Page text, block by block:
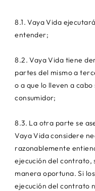
8.1. Vaya Vida
entender;
8.2. Vaya Vida tiene
partes del mismo a
o a que lo lleven a
consumidor;
8.3. La otra parte se
Vaya Vida considere
razonablemente
ejecución del contrato,
manera oportuna. Si
ejecución del contrato